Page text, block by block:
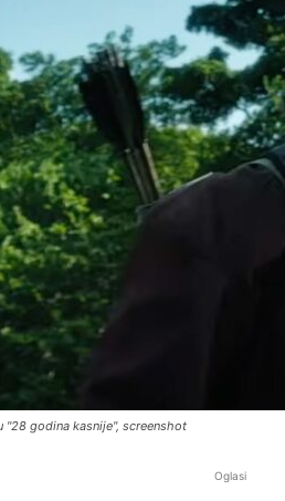
"28 godina kasnije", screenshot
Oglasi